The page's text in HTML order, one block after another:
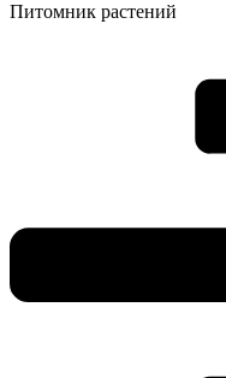
Питомник растений